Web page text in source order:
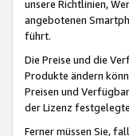
unsere Richtlinien,
angebotenen
führt.
Die Preise und die
Produkte ändern
Preisen und
der Lizenz
Ferner müssen Sie,